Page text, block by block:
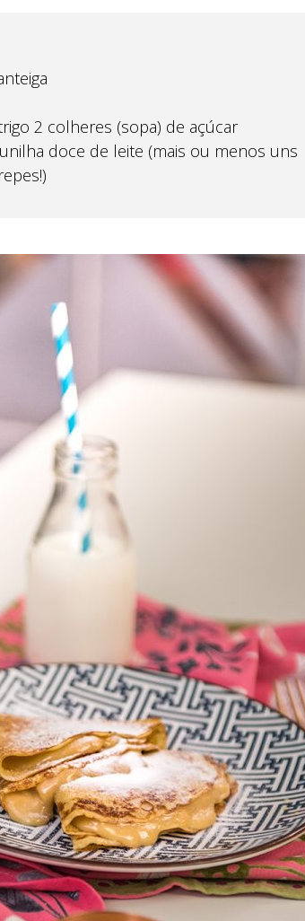
2 colheres (sopa) de açúcar
doce de leite (mais ou menos uns